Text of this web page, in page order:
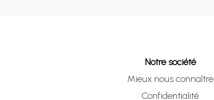
Notre société
Mieux nous connaître
Confidentialité